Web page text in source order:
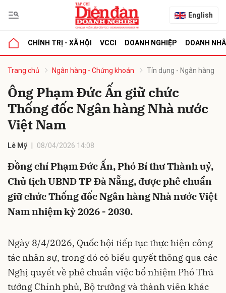
English
CHÍNH TRỊ - XÃ HỘI VCCI DOANH NGHIỆP DOANH
Trang chủ Ngân hàng - Chứng khoán Tín dụng - Ngân hàng
Ông Phạm Đức Ấn giữ chức
Thống đốc Ngân hàng Nhà nước
Việt Nam
Lê Mỹ 08/04/2026 14:08
Đồng chí Phạm Đức Ấn, Phó Bí thư Thành uỷ,
Chủ tịch UBND TP Đà Nẵng, được phê chuẩn
giữ chức Thống đốc Ngân hàng Nhà nước Việt
Nam nhiệm kỳ 2026 - 2030.
Ngày 8/4/2026, Quốc hội tiếp tục thực hiện công
tác nhân sự, trong đó có biểu quyết thông qua các
Nghị quyết về phê chuẩn việc bổ nhiệm Phó Thủ
tướng Chính phủ, Bộ trưởng và thành viên khác
luận
Hủy